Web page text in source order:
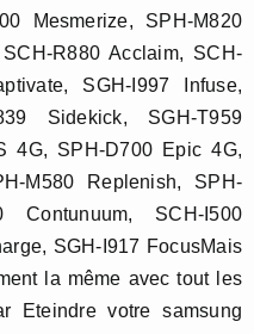
Mesmerize, SPH-M820
R880 Acclaim, SCH-
SGH-I997 Infuse,
Sidekick, SGH-T959
4G, SPH-D700 Epic 4G,
M580 Replenish, SPH-
Contunuum, SCH-I500
SGH-I917 FocusMais
la même avec tout les
Eteindre votre samsung